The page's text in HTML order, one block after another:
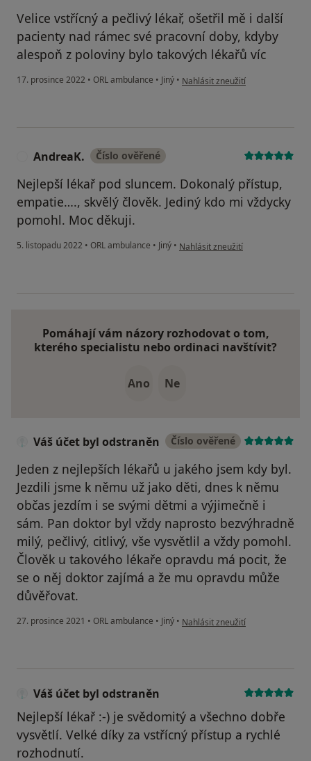
Velice vstřícný a pečlivý lékař, ošetřil mě i další
pacienty nad rámec své pracovní doby, kdyby
alespoň z poloviny bylo takových lékařů víc
17. prosince 2022 • ORL ambulance • Jiný • podle názoru uživatele JH
Nahlásit zneužití
AndreaK. Číslo ověřené
Nejlepší lékař pod sluncem. Dokonalý přístup,
empatie…., skvělý člověk. Jediný kdo mi vždycky
pomohl. Moc děkuji.
5. listopadu 2022 • ORL ambulance • Jiný • podle názoru uživatele AndreaK.
Nahlásit zneužití
Pomáhají vám názory rozhodovat o tom,
kterého specialistu nebo ordinaci navštívit?
Ano Ne
Váš účet byl odstraněn Číslo ověřené
Jeden z nejlepších lékařů u jakého jsem kdy byl.
Jezdili jsme k němu už jako děti, dnes k němu
občas jezdím i se svými dětmi a výjimečně i
sám. Pan doktor byl vždy naprosto bezvýhradně
milý, pečlivý, citlivý, vše vysvětlil a vždy pomohl.
Člověk u takového lékaře opravdu má pocit, že
se o něj doktor zajímá a že mu opravdu může
důvěřovat.
27. prosince 2021 • ORL ambulance • Jiný • podle názoru uživatele Váš účet
Nahlásit zneužití
Váš účet byl odstraněn
Nejlepší lékař :-) je svědomitý a všechno dobře
vysvětlí. Velké díky za vstřícný přístup a rychlé
rozhodnutí.